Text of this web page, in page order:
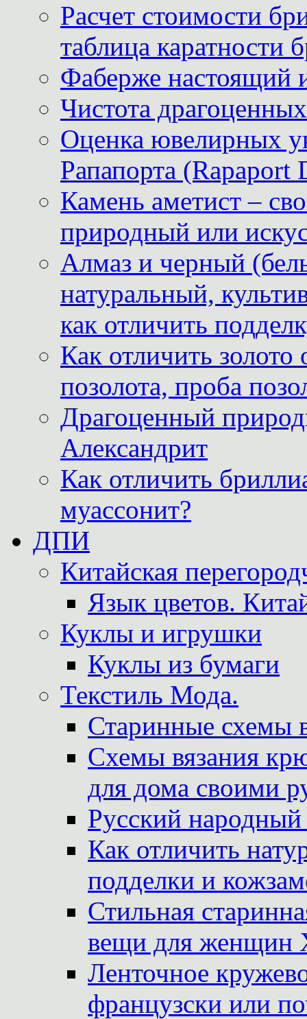
Расчет стоимости
таблица каратности
Фаберже настоящий
Чистота
Оценка ювелирных
Рапапорта (Rapaport
Камень аметист –
природный или
Алмаз и черный
натуральный,
как отличить
Как отличить
позолота, проба
Драгоценный
Александрит
Как отличить
муассонит?
ДПИ
Китайская
Язык цветов.
Куклы и игрушки
Куклы из бумаги
Текстиль Мода.
Старинные схемы
Схемы вязания
для дома своими
Русский
Как отличить
подделки и
Стильная
вещи для женщин
Ленточное
французски или